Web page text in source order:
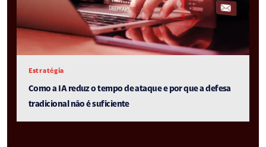
Estratégia
Como a IA reduz o tempo de ataque e por que a defesa
tradicional não é suficiente